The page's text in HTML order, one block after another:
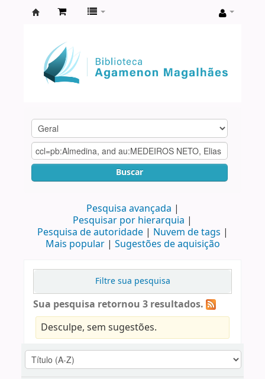
Agamenon
Magalhães
Buscar
Pesquisa avançada
Pesquisar por hierarquia
Pesquisa de autoridade
Nuvem de tags
Mais popular
Sugestões de aquisição
Filtre sua pesquisa
Sua pesquisa retornou 3 resultados.
Desculpe, sem sugestões.